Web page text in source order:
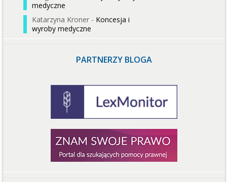
medyczne
Katarzyna Kroner - Koncesja i
wyroby medyczne
PARTNERZY BLOGA